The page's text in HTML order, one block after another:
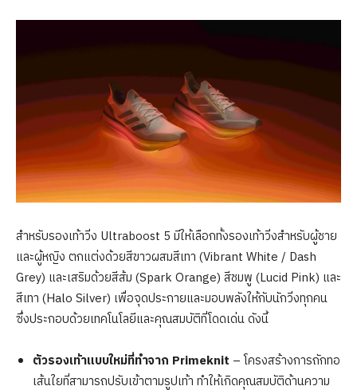
สำหรับรองเท้าวิ่ง Ultraboost 5 มีให้เลือกทั้งรองเท้าวิ่งสำหรับผู้ชาย
และผู้หญิง ตกแต่งด้วยสีขาวผสมสีเทา (Vibrant White / Dash
Grey) และเสริมด้วยสีส้ม (Spark Orange) สีชมพู (Lucid Pink) และ
สีเทา (Halo Silver) เพื่อจุดประกายและมอบพลังให้กับนักวิ่งทุกคน
ซึ่งประกอบด้วยเทคโนโลยีและคุณสมบัติที่โดดเด่น ดังนี้
ตัวรองเท้าแบบใหม่ที่ทำจาก Primeknit – โครงสร้างการถักทอ
เส้นใยที่สามารถปรับเข้าตามรูปเท้า ทำให้เกิดคุณสมบัติด้านความ